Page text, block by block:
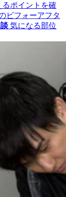
ポイントを確
ビフォーアフタ
気になる部位